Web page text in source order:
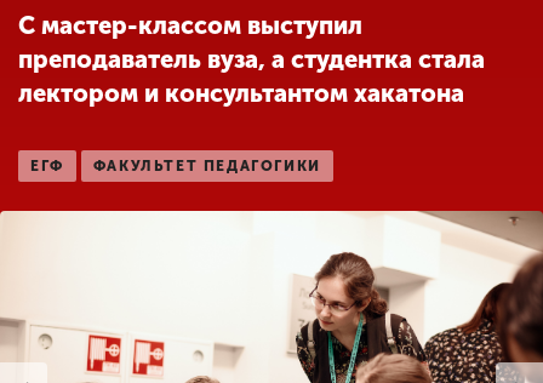
Международная
деятельность
деятельности
образовательной
организации
С мастер-классом выступил
преподаватель вуза, а студентка стала
лектором и консультантом хакатона
ЕГФ ФАКУЛЬТЕТ ПЕДАГОГИКИ